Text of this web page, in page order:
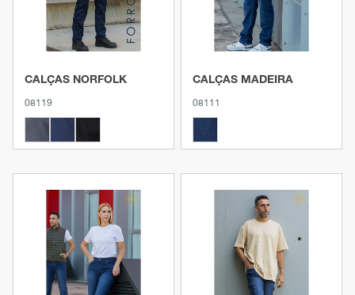
CALÇAS NORFOLK
08119
CALÇAS MADEIRA
08111
Ver produto Ver produto